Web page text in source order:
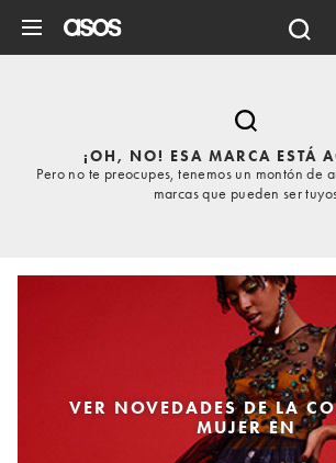
¡OH, NO! ESA MARCA ESTÁ
Pero no te preocupes, tenemos un montón de
marcas que pueden ser
VER NOVEDADES DE LA
MUJER EN